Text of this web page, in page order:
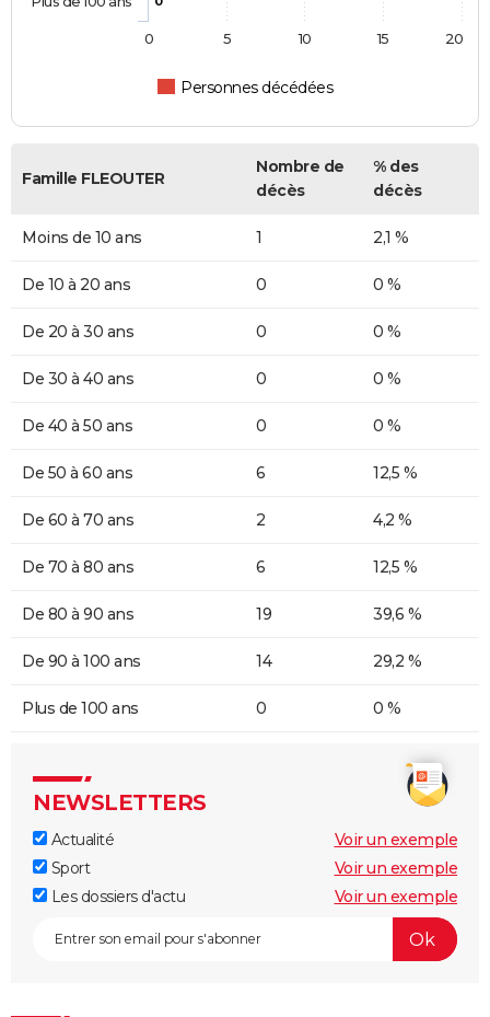
Personnes décédées
0 5 10 15 20
Famille FLEOUTER
Nombre de
décès
% des
décès
Moins de 10 ans 1 2,1 %
De 10 à 20 ans 0 0 %
De 20 à 30 ans 0 0 %
De 30 à 40 ans 0 0 %
De 40 à 50 ans 0 0 %
De 50 à 60 ans 6 12,5 %
De 60 à 70 ans 2 4,2 %
De 70 à 80 ans 6 12,5 %
De 80 à 90 ans 19 39,6 %
De 90 à 100 ans 14 29,2 %
Plus de 100 ans 0 0 %
NEWSLETTERS
Actualité
Voir un exemple
Sport
Voir un exemple
Les dossiers d'actu
Voir un exemple